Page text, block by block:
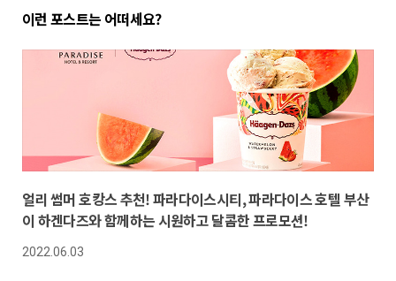
이런 포스트는 어떠세요?
얼리 썸머 호캉스 추천! 파라다이스시티, 파라다이스 호텔 부산
이 하겐다즈와 함께하는 시원하고 달콤한 프로모션!
2022.06.03